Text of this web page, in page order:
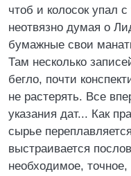
чтоб и колосок упал
неотвязно думая о
бумажные свои
Там несколько
бегло, почти
не растерять. Все
указания дат... Как
сырье
выстраивается
необходимое, точное,